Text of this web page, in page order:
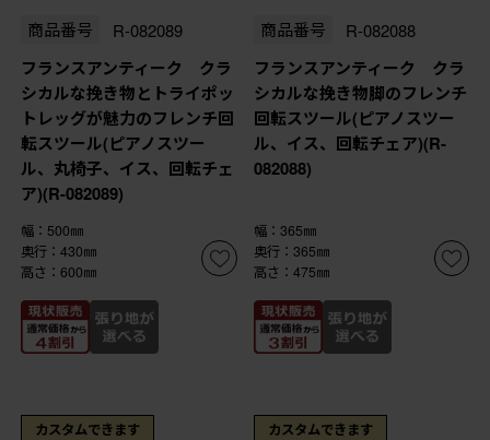
商品番号 R-082089
フランスアンティーク クラ
シカルな挽き物とトライポッ
トレッグが魅力のフレンチ回
転スツール(ピアノスツー
ル、丸椅子、イス、回転チェ
ア)(R-082089)
幅：500㎜
奥行：430㎜
高さ：600㎜
商品番号 R-082088
フランスアンティーク クラ
シカルな挽き物脚のフレンチ
回転スツール(ピアノスツー
ル、イス、回転チェア)(R-
082088)
幅：365㎜
奥行：365㎜
高さ：475㎜
カスタムできます カスタムできます